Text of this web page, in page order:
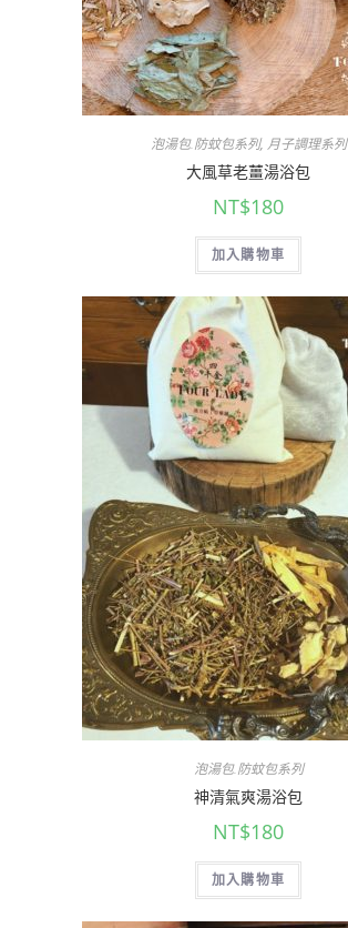
泡湯包.防蚊包系列, 月子調理系列
大風草老薑湯浴包
NT$180
加入購物車
泡湯包.防蚊包系列
神清氣爽湯浴包
NT$180
加入購物車